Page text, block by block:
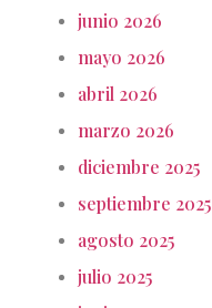
junio 2026
mayo 2026
abril 2026
marzo 2026
diciembre 2025
septiembre 2025
agosto 2025
julio 2025